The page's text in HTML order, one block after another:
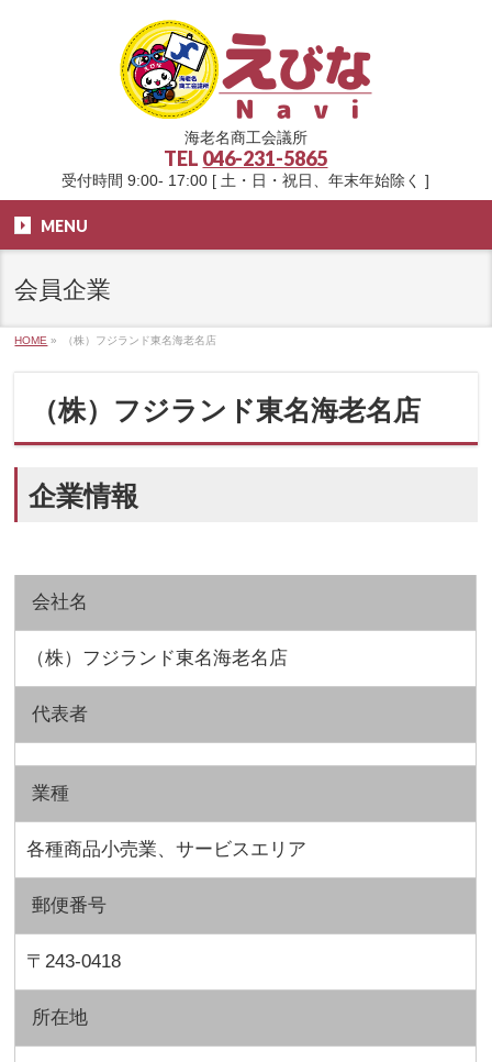
海老名商工会議所
TEL 046-231-5865
受付時間 9:00- 17:00 [ 土・日・祝日、年末年始除く ]
MENU
会員企業
HOME » （株）フジランド東名海老名店
（株）フジランド東名海老名店
企業情報
会社名
（株）フジランド東名海老名店
代表者
業種
各種商品小売業、サービスエリア
郵便番号
〒243-0418
所在地